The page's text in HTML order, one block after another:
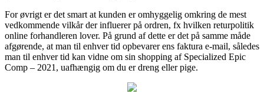
For øvrigt er det smart at kunden er omhyggelig omkring de mest
vedkommende vilkår der influerer på ordren, fx hvilken returpolitik
online forhandleren lover. På grund af dette er det på samme måde
afgørende, at man til enhver tid opbevarer ens faktura e-mail, således
man til enhver tid kan vidne om sin shopping af Specialized Epic
Comp – 2021, uafhængig om du er dreng eller pige.